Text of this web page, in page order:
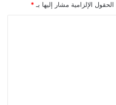
الحقول الإلزامية مشار إليها بـ *